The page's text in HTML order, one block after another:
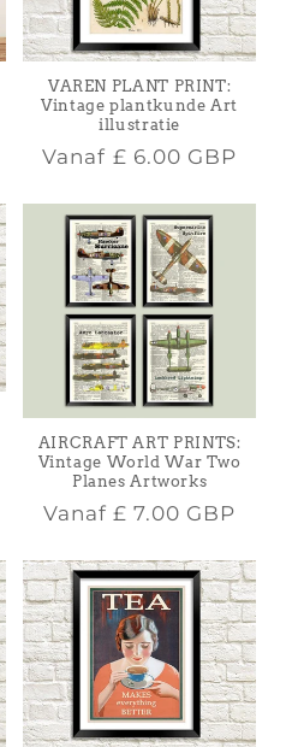
VAREN PLANT PRINT:
Vintage plantkunde Art
illustratie
Normale
Vanaf £ 6.00 GBP
AIRCRAFT ART PRINTS:
Vintage World War Two
Planes Artworks
Normale
Vanaf£ 7.00 GBP